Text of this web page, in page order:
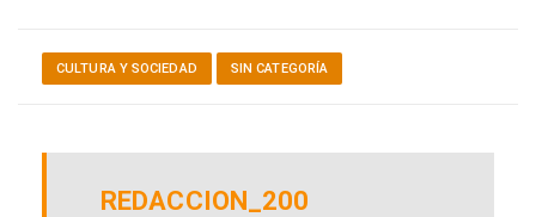
CULTURA Y SOCIEDAD SIN CATEGORÍA
REDACCION_200